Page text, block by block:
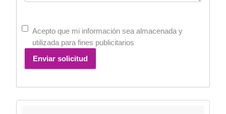
Acepto que mi información sea almacenada y
utilizada para fines publicitarios
Enviar solicitud